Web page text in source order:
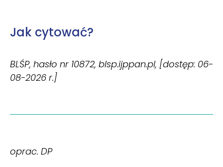
Jak cytować?
BLŚP, hasło nr 10872, blsp.ijppan.pl, [dostęp: 06-
08-2026 r.]
oprac. DP